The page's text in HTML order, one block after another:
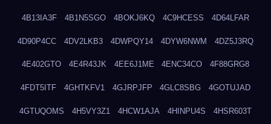
4B13IA3F 4B1N5SGO 4BOKJ6KQ 4C9HCESS 4D64LFAR
4D90P4CC 4DV2LKB3 4DWPQY14 4DYW6NWM 4DZ5J3RQ
4E402GTO 4E4R43JK 4EE6J1ME 4ENC34CO 4F88GRG8
4FDT5ITF 4GHTKFV1 4GJRPJFP 4GLC8SBG 4GOTUJAD
4GTUQOMS 4H5VY3Z1 4HCW1AJA 4HINPU4S 4HSR603T